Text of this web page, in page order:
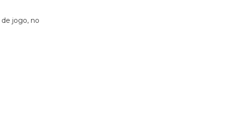
jogo, no